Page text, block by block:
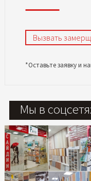
Вызвать
*Оставьте заявку и
Мы в